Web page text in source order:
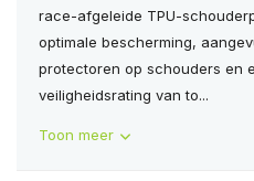
race-afgeleide TPU-
optimale bescherming,
protectoren op schouders en
veiligheidsrating van to...
Toon meer